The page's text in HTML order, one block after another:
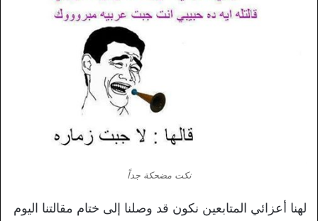
نكت مضحكة جداً
لهنا أعزائي المتابعين نكون قد وصلنا إلى ختام مقالتنا اليوم